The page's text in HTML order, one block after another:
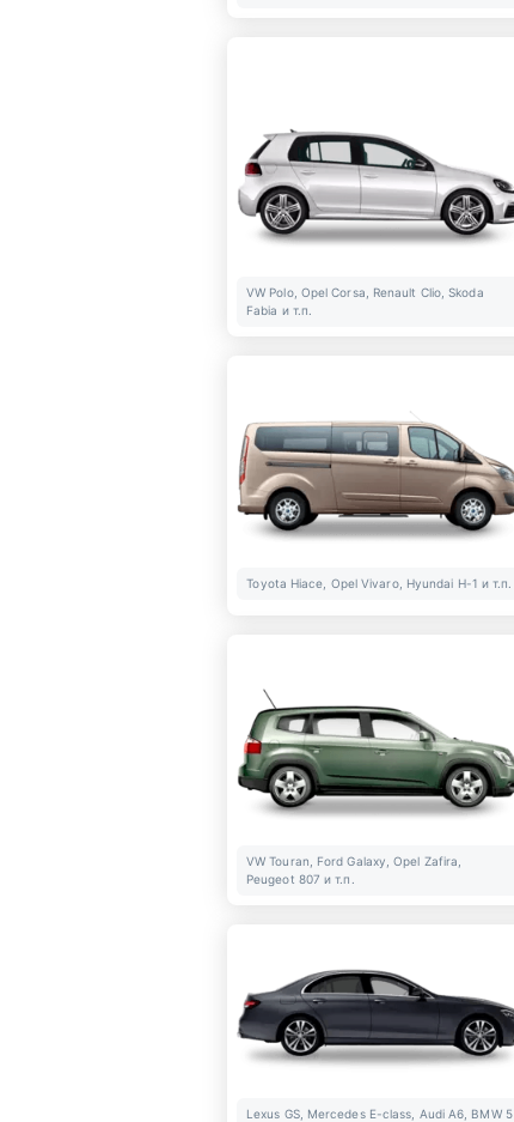
VW Polo, Opel Corsa, Renault Clio, Skoda
Fabia и т.п.
Toyota Hiace, Opel Vivaro, Hyundai H-1 и т.п.
VW Touran, Ford Galaxy, Opel Zafira,
Peugeot 807 и т.п.
Lexus GS, Mercedes E-class, Audi A6, BMW 5